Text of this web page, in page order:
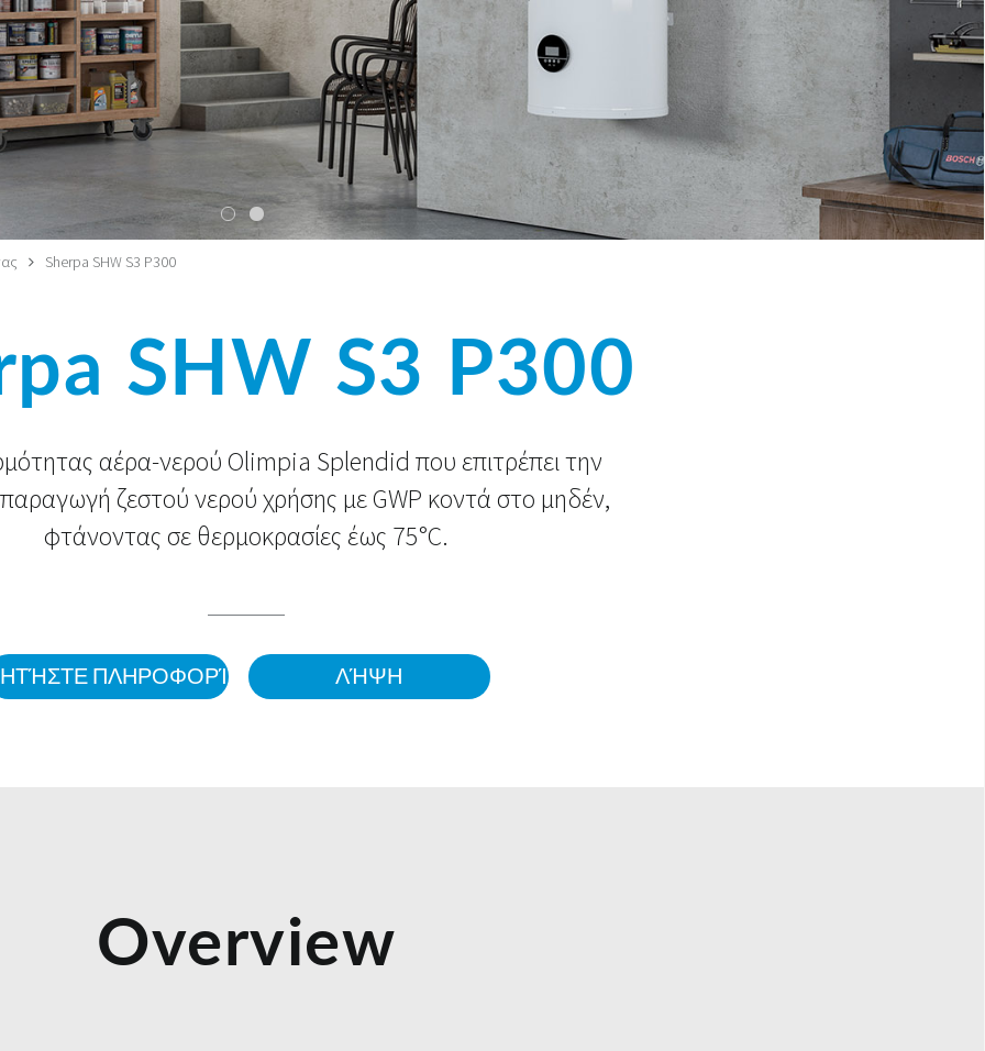
Sherpa SHW S3 P300
SHW S3 P300
αέρα-νερού Olimpia Splendid που επιτρέπει την
ζεστού νερού χρήσης με GWP κοντά στο μηδέν,
φτάνοντας σε θερμοκρασίες έως 75°C.
ΠΛΗΡΟΦΟΡΊΕΣ ΛΉΨΗ
Overview